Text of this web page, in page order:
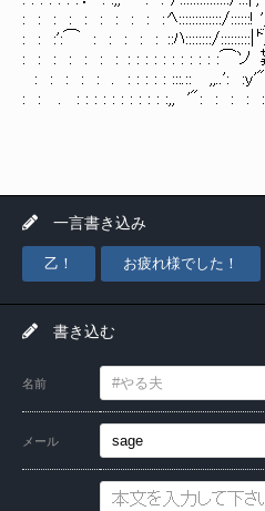
: : : : : : : : : : ﾍ:::::::::::::/::::::! ', ;鑾
: : :':⌒ : : : : : ::ﾊ::::::::/:::::::::|㌦滯
: : : : : : : : : : : : : : : : : :⌒ソ ㌢”`
: : : : : . : : : : : :::.:: ,,..': :y'"~~ :-
: : . : : : : : : : : : : :,, '": : : : : :'": :
一言書き込み
乙！ お疲れ様でした！
書き込む
名前
メール